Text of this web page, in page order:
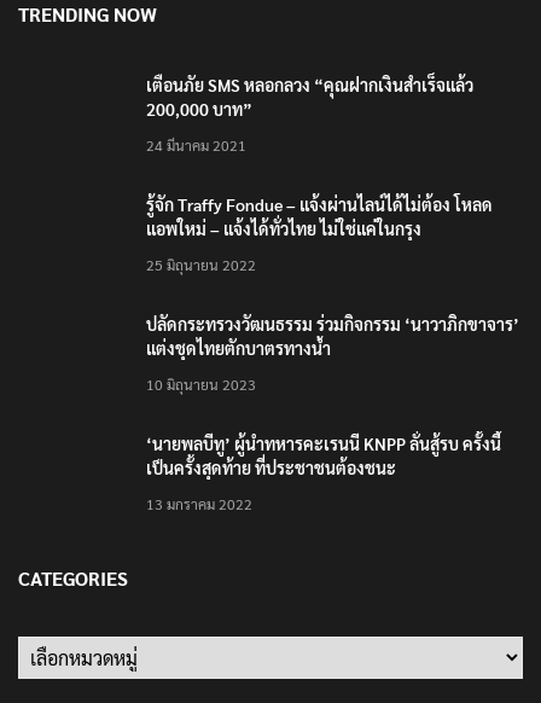
TRENDING NOW
เตือนภัย SMS หลอกลวง “คุณฝากเงินสำเร็จแล้ว
200,000 บาท”
24 มีนาคม 2021
รู้จัก Traffy Fondue – แจ้งผ่านไลน์ได้ไม่ต้อง โหลด
แอพใหม่ – แจ้งได้ทั่วไทย ไม่ใช่แค่ในกรุง
25 มิถุนายน 2022
ปลัดกระทรวงวัฒนธรรม ร่วมกิจกรรม ‘นาวาภิกขาจาร’
แต่งชุดไทยตักบาตรทางน้ำ
10 มิถุนายน 2023
‘นายพลบีทู’ ผู้นำทหารคะเรนนี KNPP ลั่นสู้รบ ครั้งนี้
เป็นครั้งสุดท้าย ที่ประชาชนต้องชนะ
13 มกราคม 2022
CATEGORIES
Categories